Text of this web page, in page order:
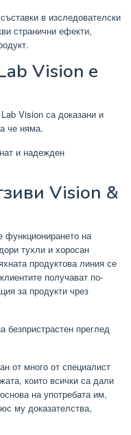
в изследователски
странични ефекти,
Vision е
Vision са доказани и
че няма.
и надежден
Vision &
функционирането на
тухли и хоросан
продуктова линия се
получават по-
за продукти чрез
безпристрастен преглед
от много от специалист
които всички са дали
на употребата им,
му доказателства,